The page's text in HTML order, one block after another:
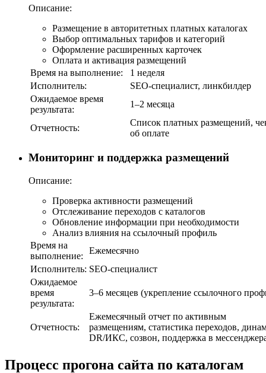
Описание:
Размещение в авторитетных платных каталогах
Выбор оптимальных тарифов и категорий
Оформление расширенных карточек
Оплата и активация размещений
Время на выполнение:
1 неделя
Исполнитель:
SEO-специалист, линкбилдер
Ожидаемое время
результата:
1–2 месяца
Отчетность:
Список платных размещений,
об оплате
Мониторинг и поддержка размещений
Описание:
Проверка активности размещений
Отслеживание переходов с каталогов
Обновление информации при необходимости
Анализ влияния на ссылочный профиль
Время на
выполнение:
Ежемесячно
Исполнитель: SEO-специалист
Ожидаемое
время
результата:
3–6 месяцев (укрепление ссылочного
Отчетность:
Ежемесячный отчет по активным
размещениям, статистика переходов,
DR/ИКС, созвон, поддержка в
Процесс прогона сайта по каталогам